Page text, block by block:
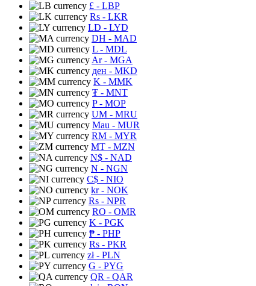
£ - LBP
Rs - LKR
LD - LYD
DH - MAD
L - MDL
Ar- MGA
ден - MKD
K - MMK
₮ - MNT
P- MOP
UM - MRU
Mau - MUR
RM - MYR
MT - MZN
N$ - NAD
N - NGN
C$ - NIO
kr- NOK
Rs - NPR
RO - OMR
K - PGK
₱ - PHP
Rs - PKR
zł- PLN
G - PYG
QR - QAR